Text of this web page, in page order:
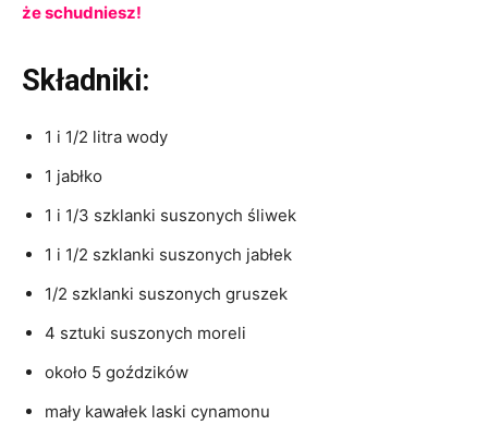
że schudniesz!
Składniki:
1 i 1/2 litra wody
1 jabłko
1 i 1/3 szklanki suszonych śliwek
1 i 1/2 szklanki suszonych jabłek
1/2 szklanki suszonych gruszek
4 sztuki suszonych moreli
około 5 goździków
mały kawałek laski cynamonu